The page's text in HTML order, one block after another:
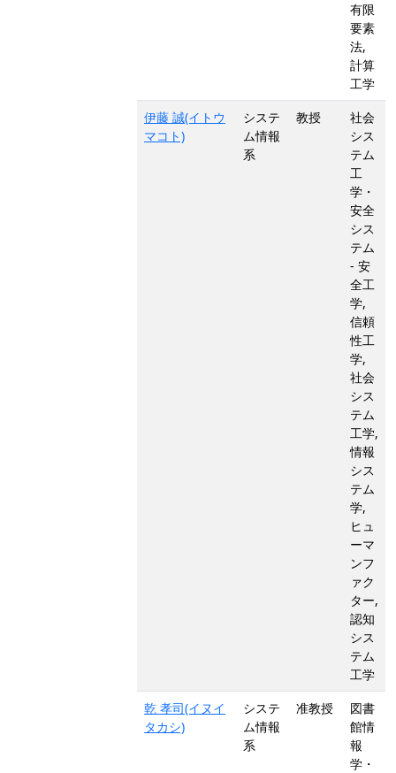
有限
要素
法,
計算
工学
伊藤 誠(イトウ
マコト)
システ
ム情報
系
教授
社会
シス
テム
工
学・
安全
シス
テム
- 安
全工
学,
信頼
性工
学,
社会
シス
テム
工学,
情報
シス
テム
学,
ヒュ
ーマ
ンフ
ァク
ター,
認知
シス
テム
工学
乾 孝司(イヌイ
タカシ)
システ
ム情報
系
准教授
図書
館情
報
学・